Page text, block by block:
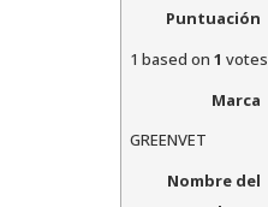
Puntuación
1 based on 1 votes
Marca
GREENVET
Nombre del